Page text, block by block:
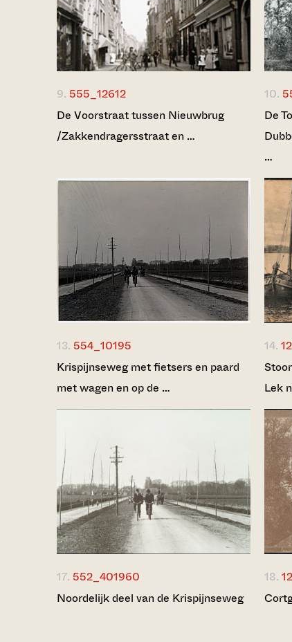
9. 555_12612
De Voorstraat tussen Nieuwbrug
/Zakkendragersstraat en …
10.
De
…
13. 554_10195
Krispijnseweg met fietsers en paard
met wagen en op de …
14.
Lek
17. 552_401960
Noordelijk deel van de Krispijnseweg
18.